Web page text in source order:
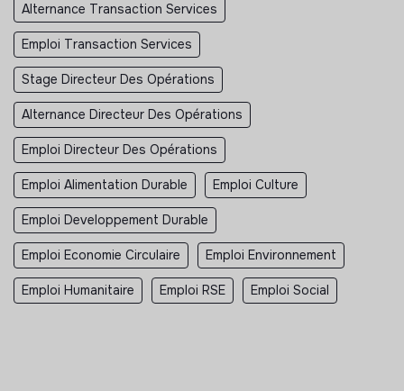
Alternance Transaction Services
Emploi Transaction Services
Stage Directeur Des Opérations
Alternance Directeur Des Opérations
Emploi Directeur Des Opérations
Emploi Alimentation Durable Emploi Culture
Emploi Developpement Durable
Emploi Economie Circulaire Emploi Environnement
Emploi Humanitaire Emploi RSE Emploi Social